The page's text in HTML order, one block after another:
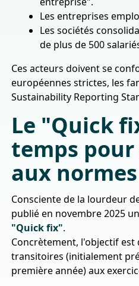
Les entreprises
Les sociétés
de plus de 500
Ces acteurs doivent se
européennes strictes, les
Sustainability Reporting
Le "Quick
temps
aux normes
Consciente de la lourdeur
publié en novembre 2025
"Quick fix".
Concrètement, l'objectif est
transitoires (initialement
première année) aux